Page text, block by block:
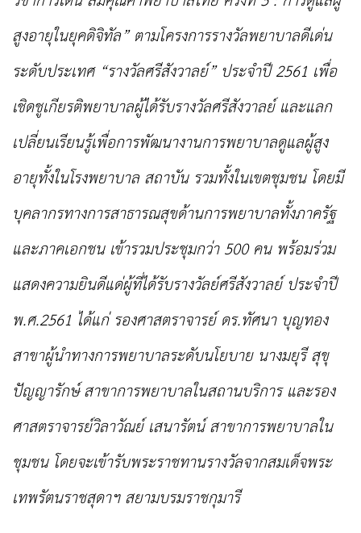
สูงอายุในยุคดิจิทัล” ตามโครงการรางวัลพยาบาลดีเด่น
ระดับประเทศ “รางวัลศรีสังวาลย์” ประจำปี 2561 เพื่อ
เชิดชูเกียรติพยาบาลผู้ได้รับรางวัลศรีสังวาลย์และแลก
เปลี่ยนเรียนรู้เพื่อการพัฒนางานการพยาบาลดูแลผู้สูง
อายุทั้งในโรงพยาบาล สถาบัน รวมทั้งในเขตชุมชน โดยมี
บุคลากรทางการสาธารณสุขด้านการพยาบาลทั้งภาครัฐ
และภาคเอกชน เข้ารวมประชุมกว่า 500 คน พร้อมร่วม
แสดงความยินดีแด่ผู้ที่ได้รับรางวัลย์ศรีสังวาลย์ ประจำปี
พ.ศ.2561 ได้แก่ รองศาสตราจารย์ ดร.ทัศนา บุญทอง
สาขาผู้นำทางการพยาบาลระดับนโยบาย นางมยุรี สุขุ
ปัญญารักษ์สาขาการพยาบาลในสถานบริการ และรอง
ศาสตราจารย์วิลาวัณย์ เสนารัตน์ สาขาการพยาบาลใน
ชุมชน โดยจะเข้ารับพระราชทานรางวัลจากสมเด็จพระ
เทพรัตนราชสุดาฯ สยามบรมราชกุมารี